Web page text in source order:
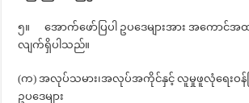
၅။ အောက်ဖော်ပြပါ ဥပဒေများအား အကောင်
လျက်ရှိပါသည်။
(က) အလုပ်သမား၊အလုပ်အကိုင်နှင့် လူမှုဖူလုံရေးဝ
ဥပဒေများ